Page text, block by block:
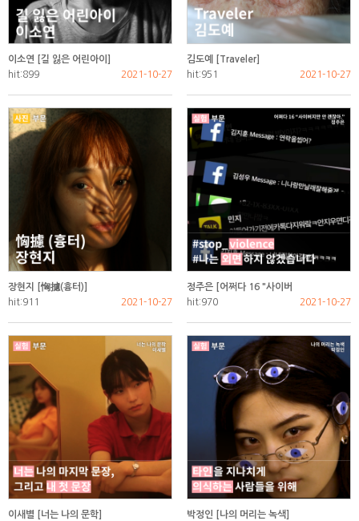
이소연 [길 잃은 어린아이]
hit:899
2021-10-27
김도예 [Traveler]
hit:951
2021-10-27
장현지 [恟攄(흉터)]
hit:911
2021-10-27
정주은 [어쩌다 16 "사이버
hit:970
2021-10-27
이새별 [너는 나의 문학]
박정인 [나의 머리는 녹색]